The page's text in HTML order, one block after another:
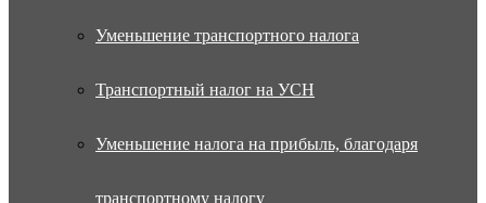
Уменьшение транспортного налога
Транспортный налог на УСН
Уменьшение налога на прибыль, благодаря
транспортному налогу